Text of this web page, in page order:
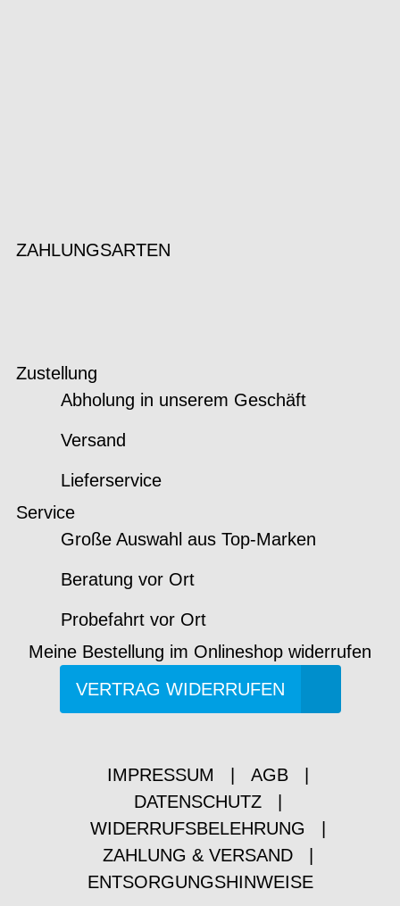
ZAHLUNGSARTEN
Zustellung
Abholung in unserem Geschäft
Versand
Lieferservice
Service
Große Auswahl aus Top-Marken
Beratung vor Ort
Probefahrt vor Ort
Meine Bestellung im Onlineshop widerrufen
VERTRAG WIDERRUFEN
IMPRESSUM AGB
DATENSCHUTZ
WIDERRUFSBELEHRUNG
ZAHLUNG & VERSAND
ENTSORGUNGSHINWEISE